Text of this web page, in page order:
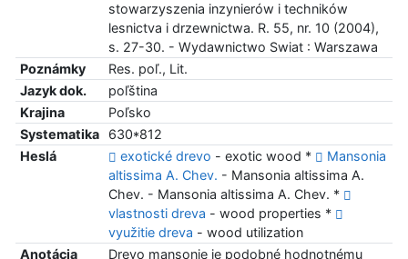
stowarzyszenia inzynierów i techników
lesnictva i drzewnictwa. R. 55, nr. 10 (2004),
s. 27-30. - Wydawnictwo Swiat : Warszawa
Poznámky
Res. poľ., Lit.
Jazyk dok.
poľština
Krajina
Poľsko
Systematika
630*812
Heslá
exotické drevo - exotic wood *
Mansonia
altissima A. Chev. - Mansonia altissima A.
Chev. - Mansonia altissima A. Chev. *
vlastnosti dreva - wood properties *
využitie dreva - wood utilization
Anotácia
Drevo mansonie je podobné hodnotnému